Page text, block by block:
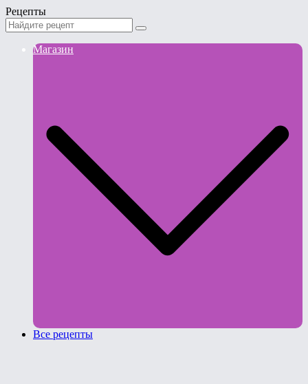
Рецепты
Магазин
Все рецепты